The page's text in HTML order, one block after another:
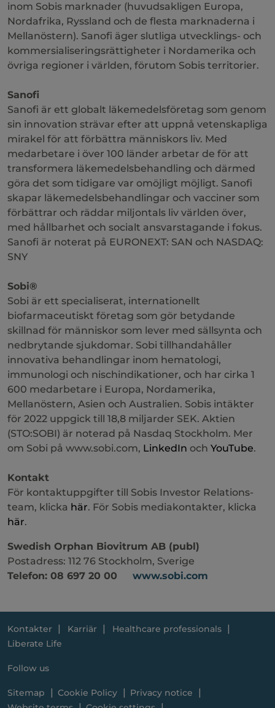
inom Sobis marknader (huvudsakligen Europa,
Nordafrika, Ryssland och de flesta marknaderna i
Mellanöstern). Sanofi äger slutliga utvecklings- och
kommersialiseringsrättigheter i Nordamerika och
övriga regioner i världen, förutom Sobis territorier.
Sanofi
Sanofi är ett globalt läkemedelsföretag som genom
sin innovation strävar efter att uppnå vetenskapliga
mirakel för att förbättra människors liv. Med
medarbetare i över 100 länder arbetar de för att
transformera läkemedelsbehandling och därmed
göra det som tidigare var omöjligt möjligt. Sanofi
skapar läkemedelsbehandlingar och vacciner som
förbättrar och räddar miljontals liv världen över,
med hållbarhet och socialt ansvarstagande i fokus.
Sanofi är noterat på EURONEXT: SAN och NASDAQ:
SNY
Sobi®
Sobi är ett specialiserat, internationellt
biofarmaceutiskt företag som gör betydande
skillnad för människor som lever med sällsynta och
nedbrytande sjukdomar. Sobi tillhandahåller
innovativa behandlingar inom hematologi,
immunologi och nischindikationer, och har cirka 1
600 medarbetare i Europa, Nordamerika,
Mellanöstern, Asien och Australien. Sobis intäkter
för 2022 uppgick till 18,8 miljarder SEK. Aktien
(STO:SOBI) är noterad på Nasdaq Stockholm. Mer
om Sobi på www.sobi.com, LinkedIn och YouTube.
Kontakt
För kontaktuppgifter till Sobis Investor Relations-
team, klicka här. För Sobis mediakontakter, klicka
här.
Swedish Orphan Biovitrum AB (publ)
Postadress: 112 76 Stockholm, Sverige
Telefon: 08 697 20 00 www.sobi.com
Kontakter Karriär
Healthcare professionals
Liberate Life
Follow us
Sitemap Cookie Policy
Privacy notice